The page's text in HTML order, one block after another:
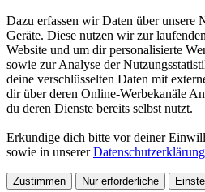
Dazu erfassen wir Daten über unsere
Geräte. Diese nutzen wir zur
Website und um dir personalisierte
sowie zur Analyse der
deine verschlüsselten Daten mit
dir über deren Online-Werbekanäle
du deren Dienste bereits selbst nutzt.
Erkundige dich bitte vor deiner
sowie in unsererDatenschutzerklärung
Zustimmen Nur erforderliche